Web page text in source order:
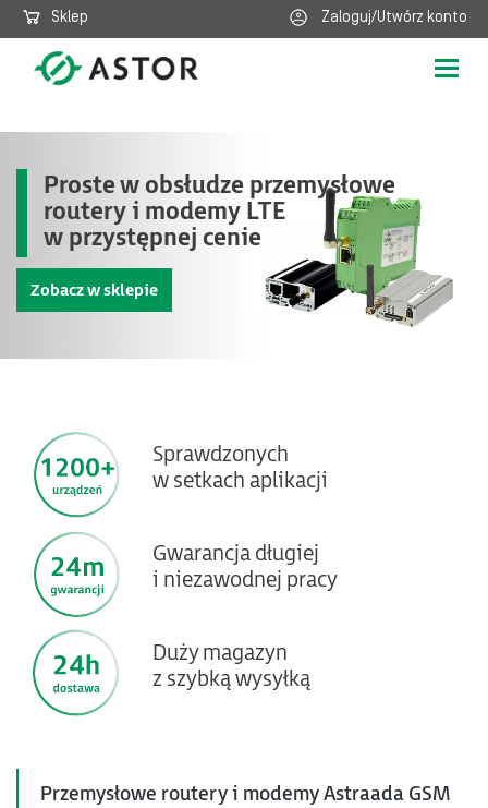
Sklep Zaloguj/Utwórz konto
Proste w obsłudze przemysłowe
routery i modemy LTE
w przystępnej cenie​
Zobacz w sklepie
Sprawdzonych
w setkach aplikacji
Gwarancja długiej
i niezawodnej pracy
Duży magazyn
z szybką wysyłką
Przemysłowe routery i modemy Astraada GSM